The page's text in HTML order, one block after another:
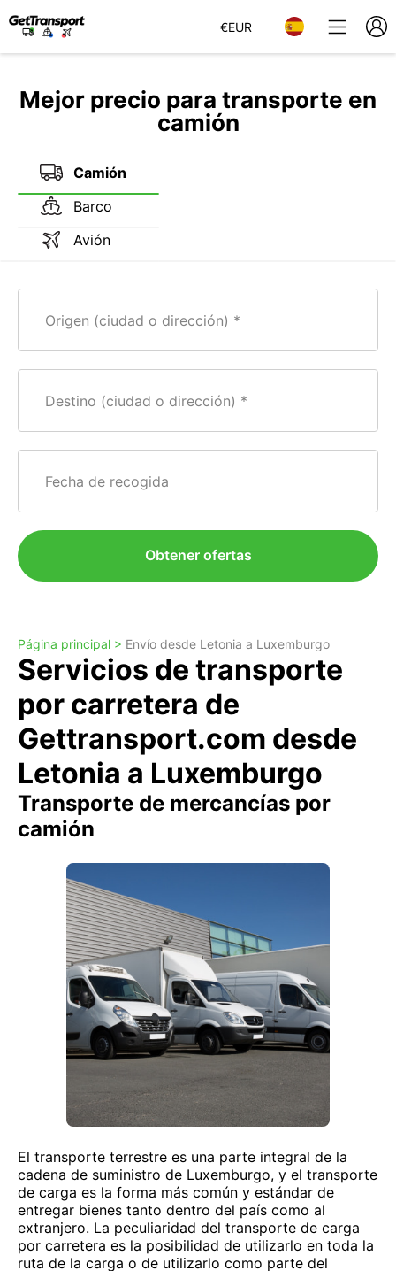
€EUR
Mejor precio para transporte en
camión
Camión
Barco
Avión
Origen (ciudad o dirección)
Destino (ciudad o dirección)
Fecha de recogida
Obtener ofertas
Página principal > Envío desde Letonia a Luxemburgo
Servicios de transporte
por carretera de
Gettransport.com desde
Letonia a Luxemburgo
Transporte de mercancías por
camión
El transporte terrestre es una parte integral de la
cadena de suministro de Luxemburgo, y el transporte
de carga es la forma más común y estándar de
entregar bienes tanto dentro del país como al
extranjero. La peculiaridad del transporte de carga
por carretera es la posibilidad de utilizarlo en toda la
ruta de la carga o de utilizarlo como parte del